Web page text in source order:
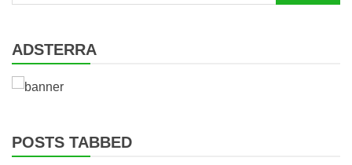
for:
ADSTERRA
POSTS TABBED